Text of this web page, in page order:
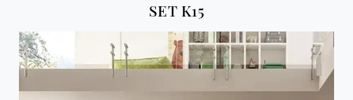
SET K15